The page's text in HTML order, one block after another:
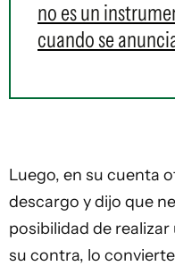
no es un
cuando se
Luego, en su cuenta
descargo y dijo que
posibilidad de
su contra, lo